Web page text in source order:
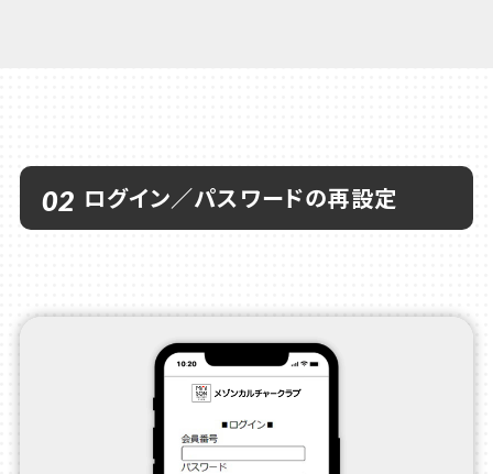
02 ログイン／パスワードの再設定